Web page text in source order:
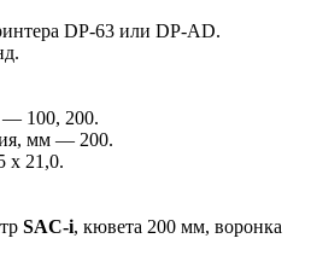
DP-63 или DP-AD.
100, 200.
мм — 200.
х 21,0.
SAC-i, кювета 200 мм, воронка